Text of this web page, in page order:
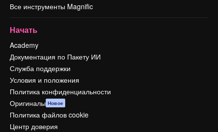
Все инструменты Magnific
Начать
Academy
Документация по Пакету ИИ
Служба поддержки
Условия и положения
Политика конфиденциальности
Оригиналы Новое
Политика файлов cookie
Центр доверия